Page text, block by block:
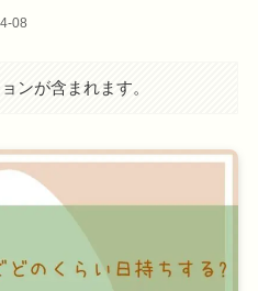
08
ンが含まれます。